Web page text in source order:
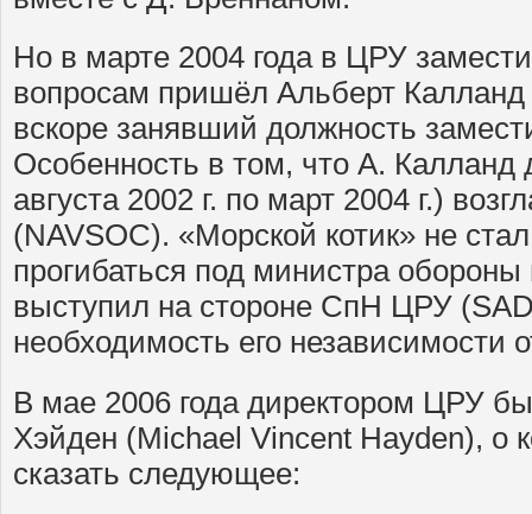
Но в марте 2004 года в ЦРУ
вопросам пришёл Альберт
вскоре занявший должность
Особенность в том, что А. Калланд
августа 2002 г. по март 2004 г.)
(NAVSOC). «Морской котик» не
прогибаться под министра
выступил на стороне СпН ЦРУ
необходимость его независимости
В мае 2006 года директором ЦРУ
Хэйден (Michael Vincent Hayden), о
сказать следующее: